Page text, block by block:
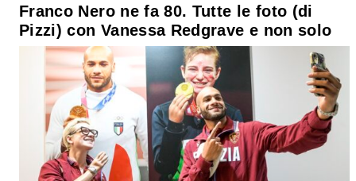
Franco Nero ne fa 80. Tutte le foto (di
Pizzi) con Vanessa Redgrave e non solo